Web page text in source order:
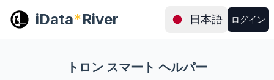
iData*River 日本語 ログイン
トロン スマート ヘルパー